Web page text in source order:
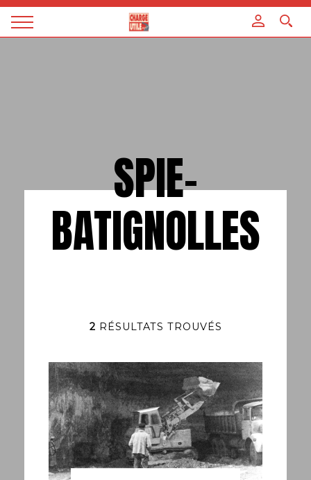
Magazine
SPIE-
BATIGNOLLES
2 RÉSULTATS TROUVÉS
Panneau de gestion des cookies